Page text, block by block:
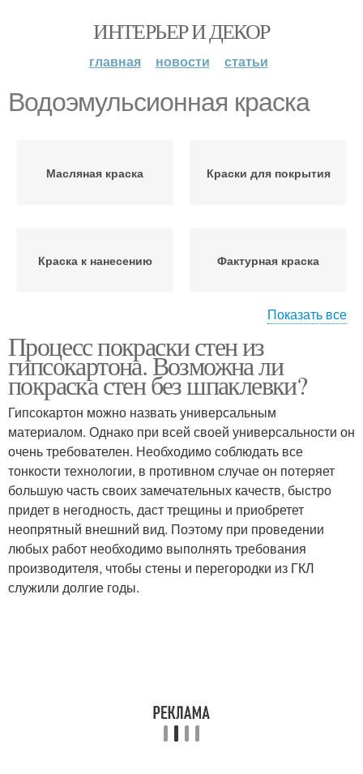
ИНТЕРЬЕР И ДЕКОР
главная новости статьи
Водоэмульсионная краска
Масляная краска Краски для покрытия
Краска к нанесению Фактурная краска
Краска на гипсокартон Старая краска
Фактурные краски Краска для побелки
Краска на побелку Акриловая краска
Показать все
Процесс покраски стен из
гипсокартона. Возможна ли
покраска стен без шпаклевки?
Гипсокартон можно назвать универсальным
материалом. Однако при всей своей универсальности он
очень требователен. Необходимо соблюдать все
тонкости технологии, в противном случае он потеряет
большую часть своих замечательных качеств, быстро
придет в негодность, даст трещины и приобретет
неопрятный внешний вид. Поэтому при проведении
любых работ необходимо выполнять требования
производителя, чтобы стены и перегородки из ГКЛ
служили долгие годы.